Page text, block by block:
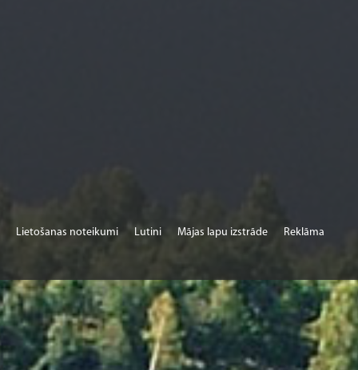
Lietošanas noteikumi Lutini Mājas lapu izstrāde Reklāma